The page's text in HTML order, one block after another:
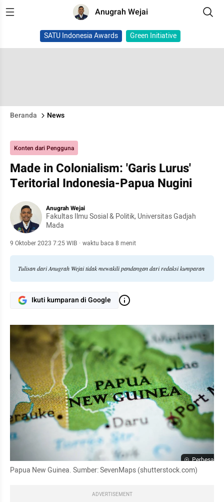
Anugrah Wejai
SATU Indonesia Awards Green Initiative
Beranda News
Konten dari Pengguna
Made in Colonialism: 'Garis Lurus'
Teritorial Indonesia-Papua Nugini
Anugrah Wejai
Fakultas Ilmu Sosial & Politik, Universitas Gadjah
Mada
9 Oktober 2023 7:25 WIB · waktu baca 8 menit
Tulisan dari Anugrah Wejai tidak mewakili pandangan dari redaksi kumparan
Ikuti kumparan di Google
Perbesar
Papua New Guinea. Sumber: SevenMaps (shutterstock.com)
ADVERTISEMENT